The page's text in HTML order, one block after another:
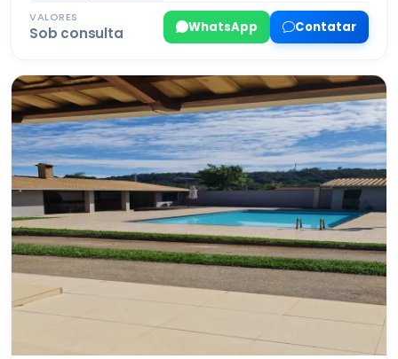
VALORES
Sob consulta WhatsApp Contatar